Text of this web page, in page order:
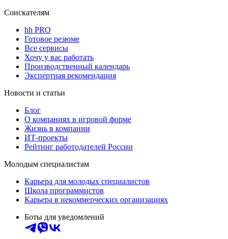
Соискателям
hh PRO
Готовое резюме
Все сервисы
Хочу у вас работать
Производственный календарь
Экспертная рекомендация
Новости и статьи
Блог
О компаниях в игровой форме
Жизнь в компании
ИТ-проекты
Рейтинг работодателей России
Молодым специалистам
Карьера для молодых специалистов
Школа программистов
Карьера в некоммерческих организациях
Боты для уведомлений